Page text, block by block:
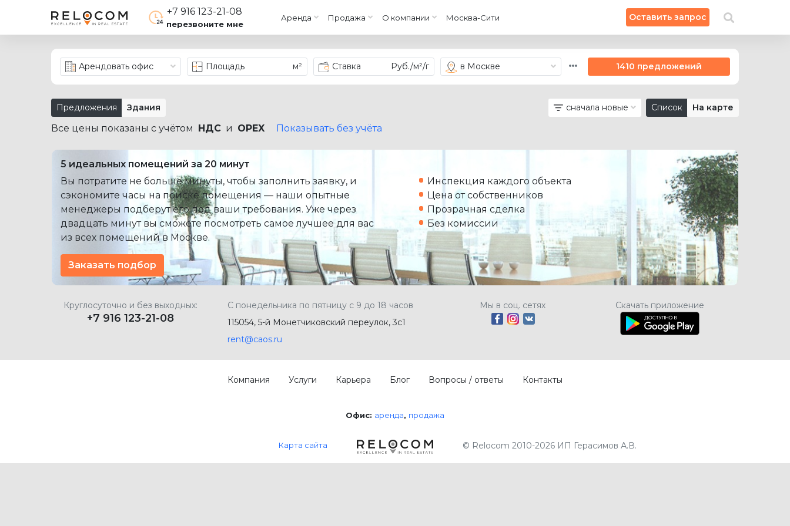
+7 916 123-21-08
перезвоните мне
Аренда Продажа О компании Москва-Сити Оставить запрос
× Искать на карте
Арендовать офис Площадь м² Ставка Руб./м²/г в Москве 1410 предложений
Предложения Здания сначала новые Список На карте
Все цены показаны с учётом НДС и OPEX Показывать без учёта
5 идеальных помещений за 20 минут
Вы потратите не больше минуты, чтобы заполнить заявку, и
сэкономите часы на поиске помещения — наши опытные
менеджеры подберут его под ваши требования. Уже через
двадцать минут вы сможете посмотреть самое лучшее для вас
из всех помещений в Москве.
Инспекция каждого объекта
Цена от собственников
Прозрачная сделка
Без комиссии
Заказать подбор
Круглосуточно и без выходных:
+7 916 123-21-08
С понедельника по пятницу с 9 до 18 часов
115054, 5-й Монетчиковский переулок, 3с1
rent@caos.ru
Мы в соц. сетях Скачать приложение
Компания Услуги Карьера Блог Вопросы / ответы Контакты
Офис: аренда продажа
Карта сайта © Relocom 2010-2026 ИП Герасимов А.В.